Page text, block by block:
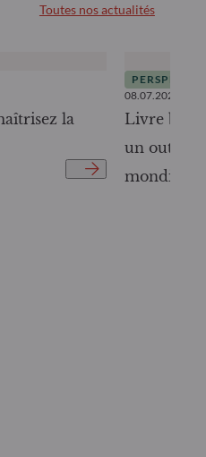
Toutes nos actualités
la
08.07.2026
Livre
un outil
mondiale